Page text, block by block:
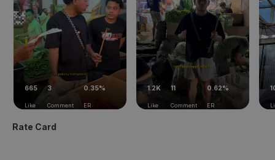
665
Like
3
Comment
0.35%
ER
1.2K
Like
11
Comment
0.62%
ER
Rate Card